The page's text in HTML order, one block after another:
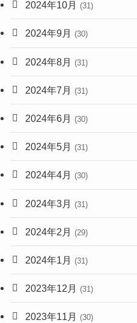
2024年10月 (31)
2024年9月 (30)
2024年8月 (31)
2024年7月 (31)
2024年6月 (30)
2024年5月 (31)
2024年4月 (30)
2024年3月 (31)
2024年2月 (29)
2024年1月 (31)
2023年12月 (31)
2023年11月 (30)